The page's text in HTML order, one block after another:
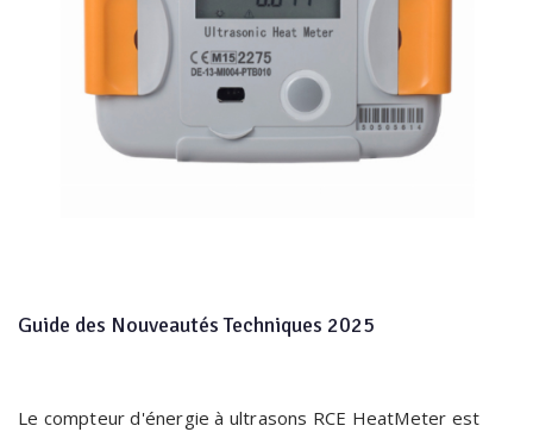
Guide des Nouveautés Techniques 2025
Le compteur d'énergie à ultrasons RCE HeatMeter est